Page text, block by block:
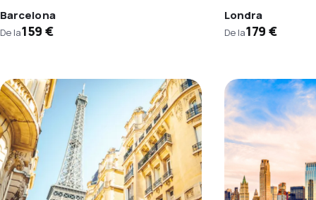
Barcelona
De la159 €
Londra
De la179 €